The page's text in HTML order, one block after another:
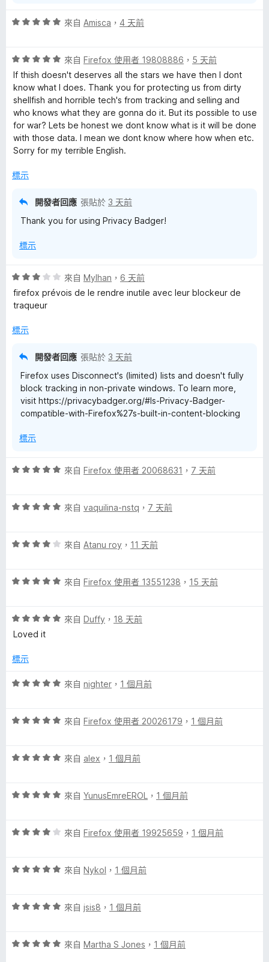
評
分
，
滿
分
5
分
來自 Amisca ， 4 天前
評
價
5
分
，
滿
分
5
來自 Firefox 使用者 19808886 ， 5 天前
If thish doesn't deserves all the stars we have then I dont
know what I does. Thank you for protecting us from dirty
shellfish and horrible tech's from tracking and selling and
who knows what they are gonna do it. But its possible to use
for war? Lets be honest we dont know what is it will be done
with those data. I mean we dont know where how when etc.
Sorry for my terrible English.
標示
開發者回應 張貼於 3 天前
Thank you for using Privacy Badger!
標示
評
價
3
，
來自 Mylhan ， 6 天前
firefox prévois de le rendre inutile avec leur blockeur de
traqueur
標示
開發者回應 張貼於 3 天前
Firefox uses Disconnect's (limited) lists and doesn't fully
block tracking in non-private windows. To learn more,
visit https://privacybadger.org/#Is-Privacy-Badger-
compatible-with-Firefox%27s-built-in-content-blocking
標示
評
分
分
來自 Firefox 使用者 20068631 ， 7 天前
評
分
分
來自 vaquilina-nstq ， 7 天前
評
分
分
5
來自 Atanu roy ， 11 天前
評
分
，
分
分
來自 Firefox 使用者 13551238 ， 15 天前
評
價
分
滿
分
來自 Duffy ， 18 天前
Loved it
標示
評
分
分
來自 nighter ， 1 個月前
評
分
分
來自 Firefox 使用者 20026179 ， 1 個月前
評
分
分
來自 alex ， 1 個月前
評
分
分
來自 YunusEmreEROL ， 1 個月前
評
分
分
來自 Firefox 使用者 19925659 ， 1 個月前
評
分
分
來自 Nykol ， 1 個月前
評
分
來自 jsis8 ， 1 個月前
評
來自 Martha S Jones ， 1 個月前